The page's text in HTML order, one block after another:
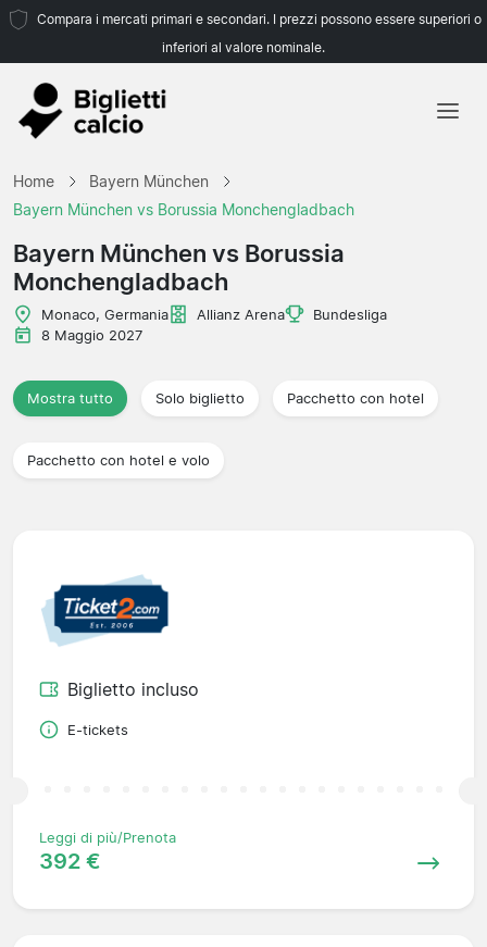
Compara i mercati primari e secondari. I prezzi possono essere superiori o
inferiori al valore nominale.
Squadre
Campionati
Agenzie di viaggio
Home
Bayern München
Bayern München vs Borussia Monchengladbach
Bayern München vs Borussia
Monchengladbach
Monaco, Germania Allianz Arena
Bundesliga
8 Maggio 2027
Mostra tutto Solo biglietto Pacchetto con hotel
Pacchetto con hotel e volo
Biglietto incluso
E-tickets
Leggi di più/Prenota
392 €